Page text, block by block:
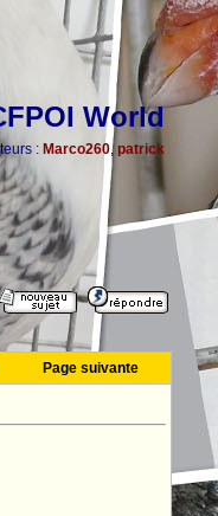
World
: Marco260, patrick
Page suivante